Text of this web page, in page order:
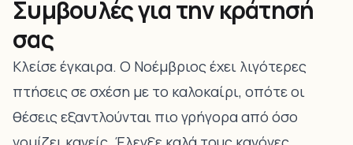
Συμβουλές για την κράτησή
σας
Κλείσε έγκαιρα. Ο Νοέμβριος έχει λιγότερες
πτήσεις σε σχέση με το καλοκαίρι, οπότε οι
θέσεις εξαντλούνται πιο γρήγορα από όσο